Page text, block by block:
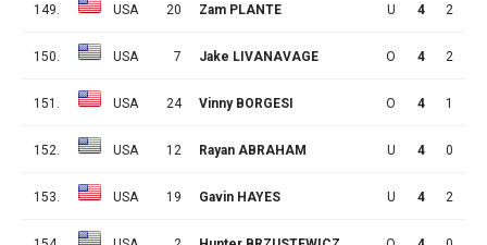
149. USA 20 Zam PLANTE U 4 2
150. USA 7 Jake LIVANAVAGE O 4 2
151. USA 24 Vinny BORGESI O 4 1
152. USA 12 Rayan ABRAHAM U 4 0
153. USA 19 Gavin HAYES U 4 2